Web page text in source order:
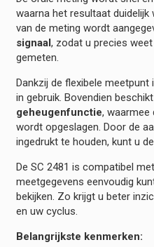
waarna het resultaat duidelijk
van de meting wordt
signaal , zodat u precies
gemeten.
Dankzij de flexibele
in gebruik. Bovendien
geheugenfunctie, waarmee
wordt opgeslagen. Door de
ingedrukt te houden, kunt u
De SC 2481 is compatibel
meetgegevens eenvoudig
bekijken. Zo krijgt u beter
en uw cyclus.
Belangrijkste kenmerken: